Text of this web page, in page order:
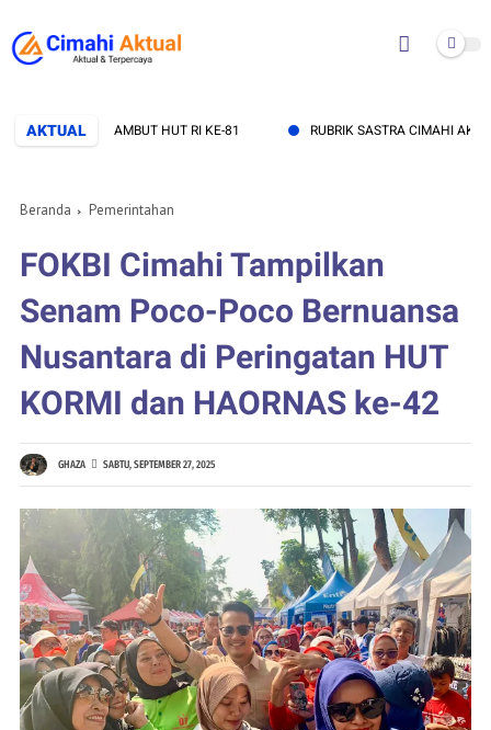
AKTUAL
SAMBUT HUT RI KE-81 RUBRIK SASTRA CIMAHI AKTUAL
Beranda Pemerintahan
FOKBI Cimahi Tampilkan
Senam Poco-Poco Bernuansa
Nusantara di Peringatan HUT
KORMI dan HAORNAS ke-42
GHAZA SABTU, SEPTEMBER 27, 2025